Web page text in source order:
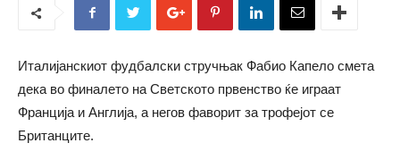
Италијанскиот фудбалски стручњак Фабио Капело смета
дека во финалето на Светското првенство ќе играат
Франција и Англија, а негов фаворит за трофејот се
Британците.